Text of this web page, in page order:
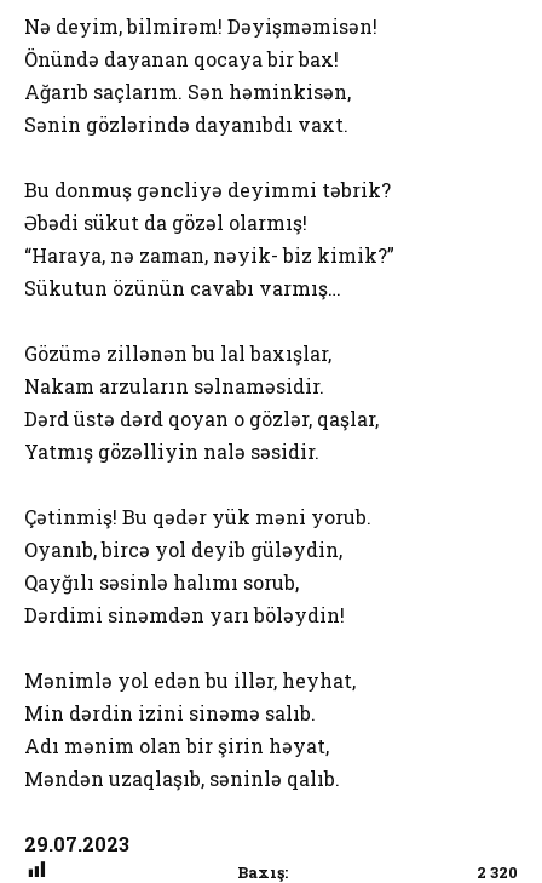
Nə deyim, bilmirəm! Dəyişməmisən!
Önündə dayanan qocaya bir bax!
Ağarıb saçlarım. Sən həminkisən,
Sənin gözlərində dayanıbdı vaxt.
Bu donmuş gəncliyə deyimmi təbrik?
Əbədi sükut da gözəl olarmış!
“Haraya, nə zaman, nəyik- biz kimik?”
Sükutun özünün cavabı varmış…
Gözümə zillənən bu lal baxışlar,
Nakam arzuların səlnaməsidir.
Dərd üstə dərd qoyan o gözlər, qaşlar,
Yatmış gözəlliyin nalə səsidir.
Çətinmiş! Bu qədər yük məni yorub.
Oyanıb, bircə yol deyib güləydin,
Qayğılı səsinlə halımı sorub,
Dərdimi sinəmdən yarı böləydin!
Mənimlə yol edən bu illər, heyhat,
Min dərdin izini sinəmə salıb.
Adı mənim olan bir şirin həyat,
Məndən uzaqlaşıb, səninlə qalıb.
29.07.2023
Baxış: 2 320